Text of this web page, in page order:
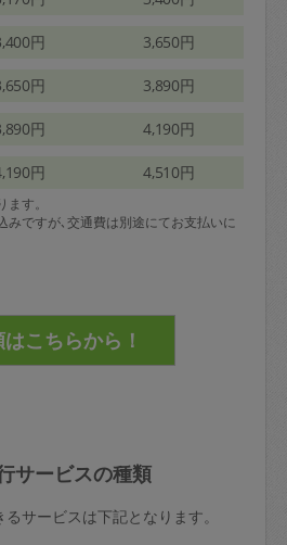
円 3,650円
円 3,890円
円 4,190円
円 4,510円
す。
みですが､交通費は別途にてお支払いに
サービスの種類
サービスは下記となります。